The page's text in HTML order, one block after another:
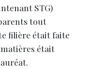
STG)
tout
filière était faite
était